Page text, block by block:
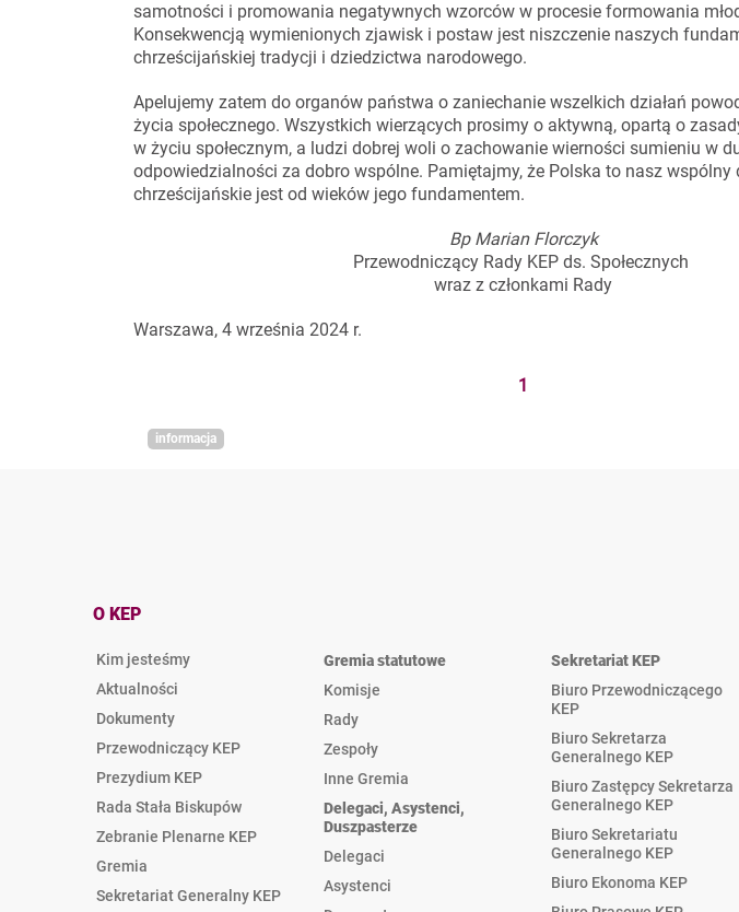
samotności i promowania negatywnych wzorców w procesie formowania
Konsekwencją wymienionych zjawisk i postaw jest niszczenie naszych
chrześcijańskiej tradycji i dziedzictwa narodowego.
Apelujemy zatem do organów państwa o zaniechanie wszelkich działań
życia społecznego. Wszystkich wierzących prosimy o aktywną, opartą o
w życiu społecznym, a ludzi dobrej woli o zachowanie wierności sumieniu w
odpowiedzialności za dobro wspólne. Pamiętajmy, że Polska to nasz wspólny
chrześcijańskie jest od wieków jego fundamentem.
Bp Marian Florczyk
Przewodniczący Rady KEP ds. Społecznych
wraz z członkami Rady
Warszawa, 4 września 2024 r.
1
informacja
O KEP
Kim jesteśmy
Aktualności
Dokumenty
Przewodniczący KEP
Prezydium KEP
Rada Stała Biskupów
Zebranie Plenarne KEP
Gremia
Sekretariat Generalny KEP
Gremia statutowe
Komisje
Rady
Zespoły
Inne Gremia
Delegaci, Asystenci,
Duszpasterze
Delegaci
Asystenci
Sekretariat KEP
Biuro Przewodniczącego
KEP
Biuro Sekretarza
Generalnego KEP
Biuro Zastępcy Sekretarza
Generalnego KEP
Biuro Sekretariatu
Generalnego KEP
Biuro Ekonoma KEP